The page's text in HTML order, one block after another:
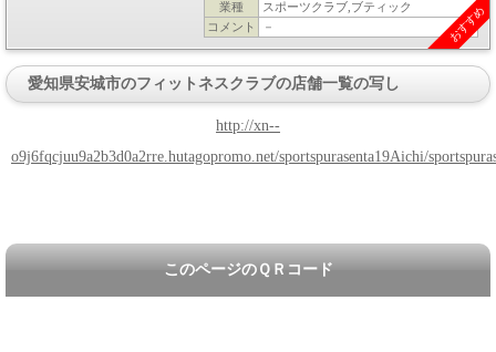
業種
スポーツクラブ,ブティック
コメント
－ おすすめ
愛知県安城市のフィットネスクラブの店舗一覧の写し
http://xn--
o9j6fqcjuu9a2b3d0a2rre.hutagopromo.net/sportspurasenta19Aichi/
このページのＱＲコード